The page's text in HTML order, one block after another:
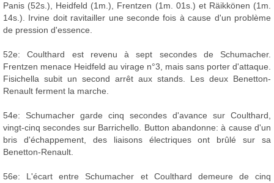
Panis (52s.), Heidfeld (1m.), Frentzen (1m. 01s.) et Räikkönen (1m.
14s.). Irvine doit ravitailler une seconde fois à cause d'un problème
de pression d'essence.
52e: Coulthard est revenu à sept secondes de Schumacher.
Frentzen menace Heidfeld au virage n°3, mais sans porter d'attaque.
Fisichella subit un second arrêt aux stands. Les deux Benetton-
Renault ferment la marche.
54e: Schumacher garde cinq secondes d'avance sur Coulthard,
vingt-cinq secondes sur Barrichello. Button abandonne: à cause d'un
bris d'échappement, des liaisons électriques ont brûlé sur sa
Benetton-Renault.
56e: L'écart entre Schumacher et Coulthard demeure de cinq